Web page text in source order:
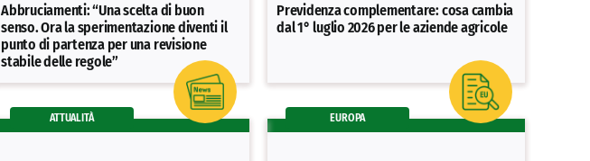
Abbruciamenti: “Una scelta di buon
senso. Ora la sperimentazione diventi il
punto di partenza per una revisione
stabile delle regole”
Previdenza complementare: cosa cambia
dal 1° luglio 2026 per le aziende agricole
ATTUALITÀ EUROPA